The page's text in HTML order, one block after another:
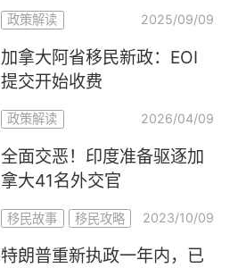
政策解读 2025/09/09
加拿大阿省移民新政：EOI
提交开始收费
政策解读 2026/04/09
全面交恶！印度准备驱逐加
拿大41名外交官
移民故事 移民攻略 2023/10/09
特朗普重新执政一年内，已